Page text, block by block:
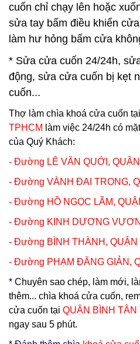
cuốn chỉ chạy lên hoặc
sửa tay bấm điều khiển
làm hư hỏng bấm cửa
* Sửa cửa cuốn 24/24h,
động, sửa cửa cuốn bị kẹt
cuốn...
Thợ làm chìa khoá cửa cuốn tại
TPHCM làm việc 24/24h có
của Quý Khách:
- Đường LÊ VĂN QUỚI,
- Đường VÀNH ĐAI TRONG,
- Đường HỒ NGỌC LÃM,
- Đường KINH DƯƠNG
- Đường BÌNH THÀNH, QUẬN
- Đường PHẠM ĐĂNG GIẢN,
* Chuyên sao chép, làm mới,
thêm... chìa khoá cửa cuốn,
cửa cuốn tại QUẬN BÌNH TÂN
ngay sau 5 phút.